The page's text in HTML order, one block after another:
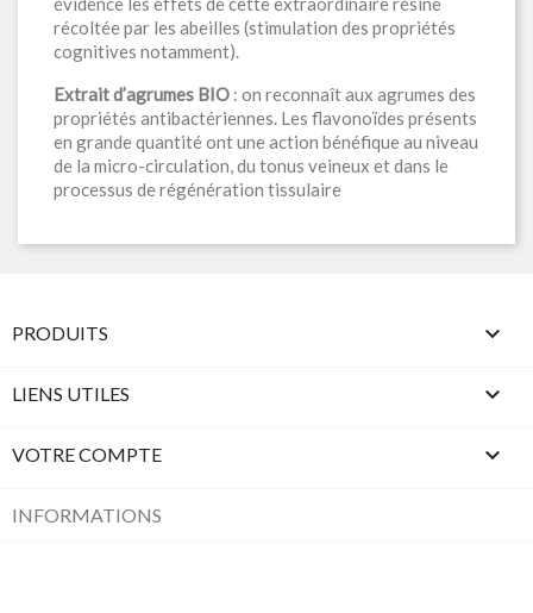
récoltée par les abeilles (stimulation des propriétés
cognitives notamment).
Extrait d’agrumes BIO : on reconnaît aux agrumes des
propriétés antibactériennes. Les flavonoïdes présents
en grande quantité ont une action bénéfique au niveau
de la micro-circulation, du tonus veineux et dans le
processus de régénération tissulaire
PRODUITS 
LIENS UTILES 
VOTRE COMPTE 
INFORMATIONS